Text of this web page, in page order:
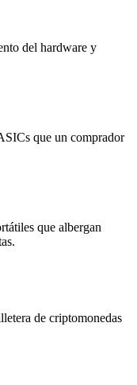
del hardware y
que un comprador
que albergan
de criptomonedas